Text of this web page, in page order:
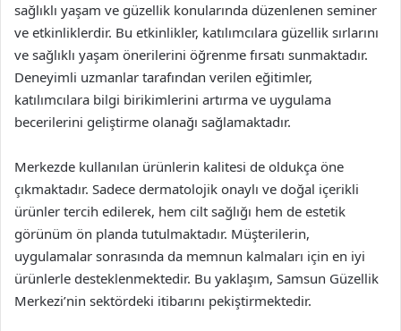
sağlıklı yaşam ve güzellik konularında düzenlenen seminer
ve etkinliklerdir. Bu etkinlikler, katılımcılara güzellik sırlarını
ve sağlıklı yaşam önerilerini öğrenme fırsatı sunmaktadır.
Deneyimli uzmanlar tarafından verilen eğitimler,
katılımcılara bilgi birikimlerini artırma ve uygulama
becerilerini geliştirme olanağı sağlamaktadır.
Merkezde kullanılan ürünlerin kalitesi de oldukça öne
çıkmaktadır. Sadece dermatolojik onaylı ve doğal içerikli
ürünler tercih edilerek, hem cilt sağlığı hem de estetik
görünüm ön planda tutulmaktadır. Müşterilerin,
uygulamalar sonrasında da memnun kalmaları için en iyi
ürünlerle desteklenmektedir. Bu yaklaşım, Samsun Güzellik
Merkezi’nin sektördeki itibarını pekiştirmektedir.